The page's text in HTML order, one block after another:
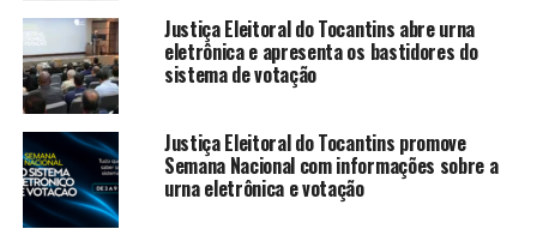
Justiça Eleitoral do Tocantins abre urna
eletrônica e apresenta os bastidores do
sistema de votação
Justiça Eleitoral do Tocantins promove
Semana Nacional com informações sobre a
urna eletrônica e votação